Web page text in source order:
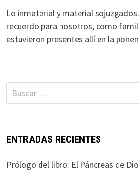
Lo inmaterial y material
recuerdo para nosotros, como
estuvieron presentes allí en la
Buscar:
ENTRADAS RECIENTES
Prólogo del libro: El Páncreas de